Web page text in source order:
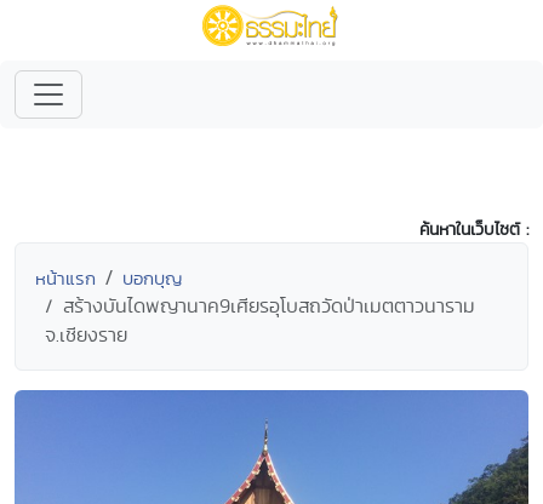
ค้นหาในเว็บไซต์ :
หน้าแรก บอกบุญ
สร้างบันไดพญานาค9เศียรอุโบสถวัดป่าเมตตาวนาราม
จ.เชียงราย